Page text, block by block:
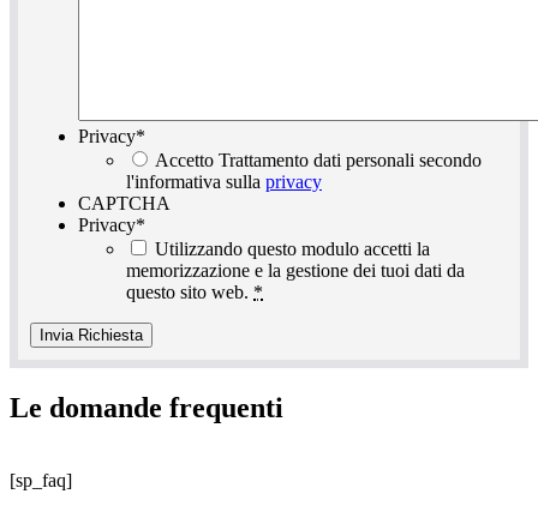
Privacy*
Accetto Trattamento dati personali secondo
l'informativa sulla privacy
CAPTCHA
Privacy*
Utilizzando questo modulo accetti la
memorizzazione e la gestione dei tuoi dati da
questo sito web. *
Le domande frequenti
[sp_faq]